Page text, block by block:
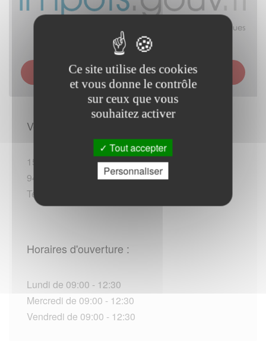
SERVICE DES IMPÔTS DES PARTICULIERS (SIP) -
VILLEJUIF
Vous rendre sur place :
15 rue Paul Bert
94800 Villejuif
Tel :+33 (0)809401401 / +33 (0)153145353 (*)
Horaires d'ouverture :
Lundi de 09:00 - 12:30
Mercredi de 09:00 - 12:30
Vendredi de 09:00 - 12:30
Ce site utilise des cookies
et vous donne le contrôle
sur ceux que vous
souhaitez activer
Tout accepter
Personnaliser